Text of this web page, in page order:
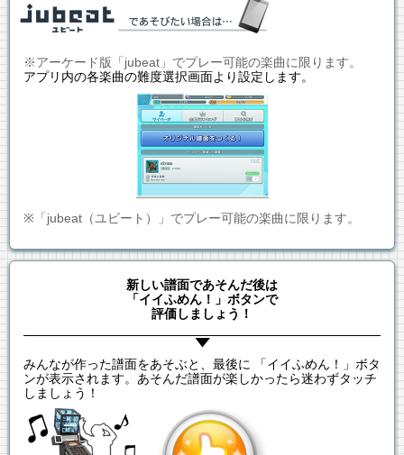
※アーケード版「jubeat」でプレー可能の楽曲に限ります。
アプリ内の各楽曲の難度選択画面より設定します。
※「jubeat（ユビート）」でプレー可能の楽曲に限ります。
新しい譜面であそんだ後は
「イイふめん！」ボタンで
評価しましょう！
みんなが作った譜面をあそぶと、最後に 「イイふめん！」ボタ
ンが表示されます。あそんだ譜面が楽しかったら迷わずタッチ
しましょう！